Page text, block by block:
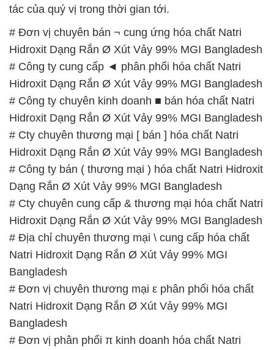
tác của quý vị trong thời gian tới.
# Đơn vị chuyên bán ¬ cung ứng hóa chất Natri
Hidroxit Dạng Rắn Ø Xút Vảy 99% MGI Bangladesh
# Công ty cung cấp ◄ phân phối hóa chất Natri
Hidroxit Dạng Rắn Ø Xút Vảy 99% MGI Bangladesh
# Công ty chuyên kinh doanh ■ bán hóa chất Natri
Hidroxit Dạng Rắn Ø Xút Vảy 99% MGI Bangladesh
# Cty chuyên thương mại [ bán ] hóa chất Natri
Hidroxit Dạng Rắn Ø Xút Vảy 99% MGI Bangladesh
# Công ty bán ( thương mại ) hóa chất Natri Hidroxit
Dạng Rắn Ø Xút Vảy 99% MGI Bangladesh
# Cty chuyên cung cấp & thương mại hóa chất Natri
Hidroxit Dạng Rắn Ø Xút Vảy 99% MGI Bangladesh
# Địa chỉ chuyên thương mại \ cung cấp hóa chất
Natri Hidroxit Dạng Rắn Ø Xút Vảy 99% MGI
Bangladesh
# Đơn vị chuyên thương mại ε phân phối hóa chất
Natri Hidroxit Dạng Rắn Ø Xút Vảy 99% MGI
Bangladesh
# Đơn vị phân phối π kinh doanh hóa chất Natri